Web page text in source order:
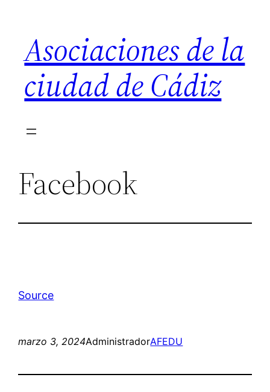
contenido
Asociaciones de la
ciudad de Cádiz
Facebook
Source
marzo 3, 2024AdministradorAFEDU